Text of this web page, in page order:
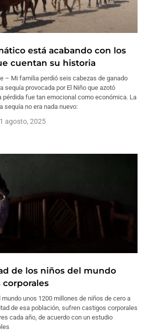
está acabando con los
cuentan su historia
– Mi familia perdió seis cabezas de ganado
sequía provocada por El Niño que azotó
pérdida fue tan emocional como económica. La
sequía no era nada nuevo:
agosto, 2025
de los niños del mundo
corporales
mundo unos 1200 millones de niños de cero a
de esa población, sufren castigos corporales
cada año, de acuerdo con un estudio